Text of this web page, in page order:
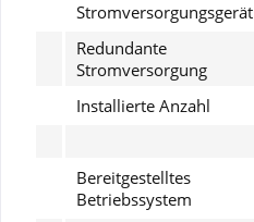
Stromversorgungsgerät
Redundante
Stromversorgung
Installierte Anzahl
Bereitgestelltes
Betriebssystem